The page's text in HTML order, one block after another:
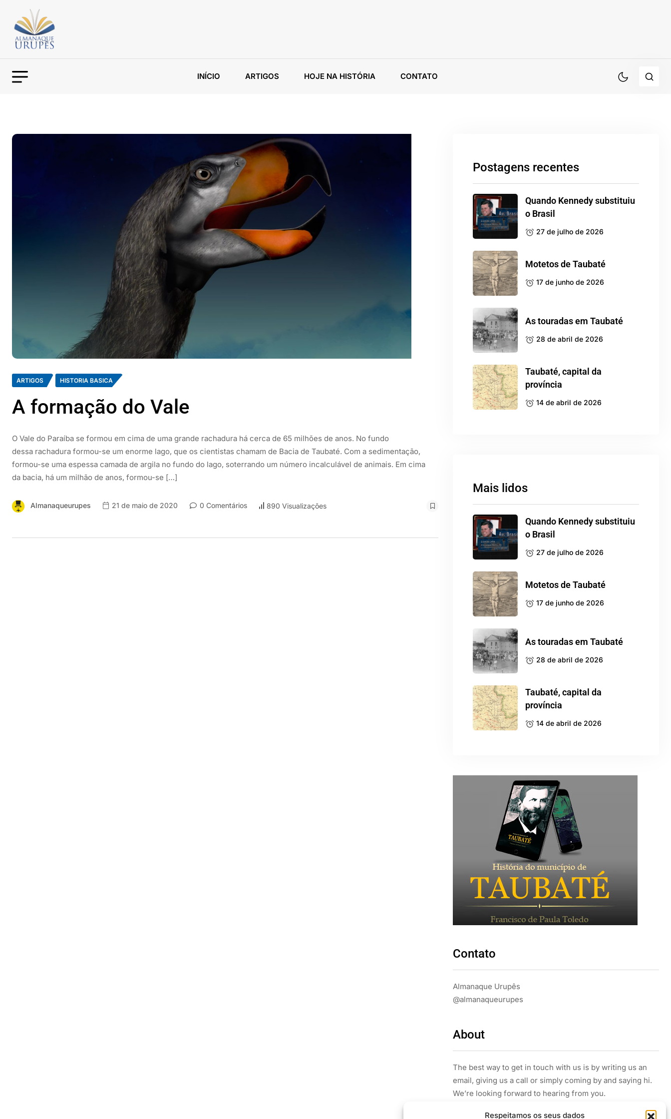
Respeitamos os seus dados
INÍCIO ARTIGOS HOJE NA HISTÓRIA CONTATO
ARTIGOS HISTORIA BASICA
A formação do Vale
O Vale do Paraíba se formou em cima de uma grande rachadura há cerca de 65 milhões de anos. No fundo
dessa rachadura formou-se um enorme lago, que os cientistas chamam de Bacia de Taubaté. Com a sedimentação,
formou-se uma espessa camada de argila no fundo do lago, soterrando um número incalculável de animais. Em cima
da bacia, há um milhão de anos, formou-se […]
Almanaqueurupes 21 de maio de 2020 0 Comentários 890 Visualizações
Postagens recentes
Quando Kennedy substituiu
o Brasil
27 de julho de 2026
Motetos de Taubaté
17 de junho de 2026
As touradas em Taubaté
28 de abril de 2026
Taubaté, capital da
província
14 de abril de 2026
Mais lidos
Quando Kennedy substituiu
o Brasil
27 de julho de 2026
Motetos de Taubaté
17 de junho de 2026
As touradas em Taubaté
28 de abril de 2026
Taubaté, capital da
província
14 de abril de 2026
Contato
Almanaque Urupês
@almanaqueurupes
About
The best way to get in touch with us is by writing us an
email, giving us a call or simply coming by and saying hi.
We’re looking forward to hearing from you.